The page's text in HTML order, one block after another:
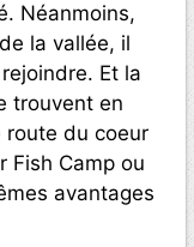
Néanmoins,
la vallée, il
Et la
trouvent en
du coeur
Fish Camp ou
avantages